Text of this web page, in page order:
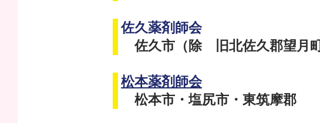
佐久薬剤師会
佐久市（除 旧北佐久郡望月
松本薬剤師会
松本市・塩尻市・東筑摩郡